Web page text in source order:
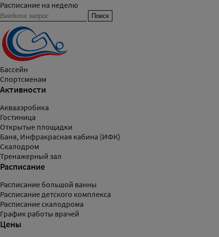
Расписание на неделю
Бассейн
Спортсменам
Активности
Аквааэробика
Гостиница
Открытые площадки
Баня, Инфракрасная кабина (ИФК)
Скалодром
Тренажерный зал
Расписание
Расписание большой ванны
Расписание детского комплекса
Расписание скалодрома
График работы врачей
Цены